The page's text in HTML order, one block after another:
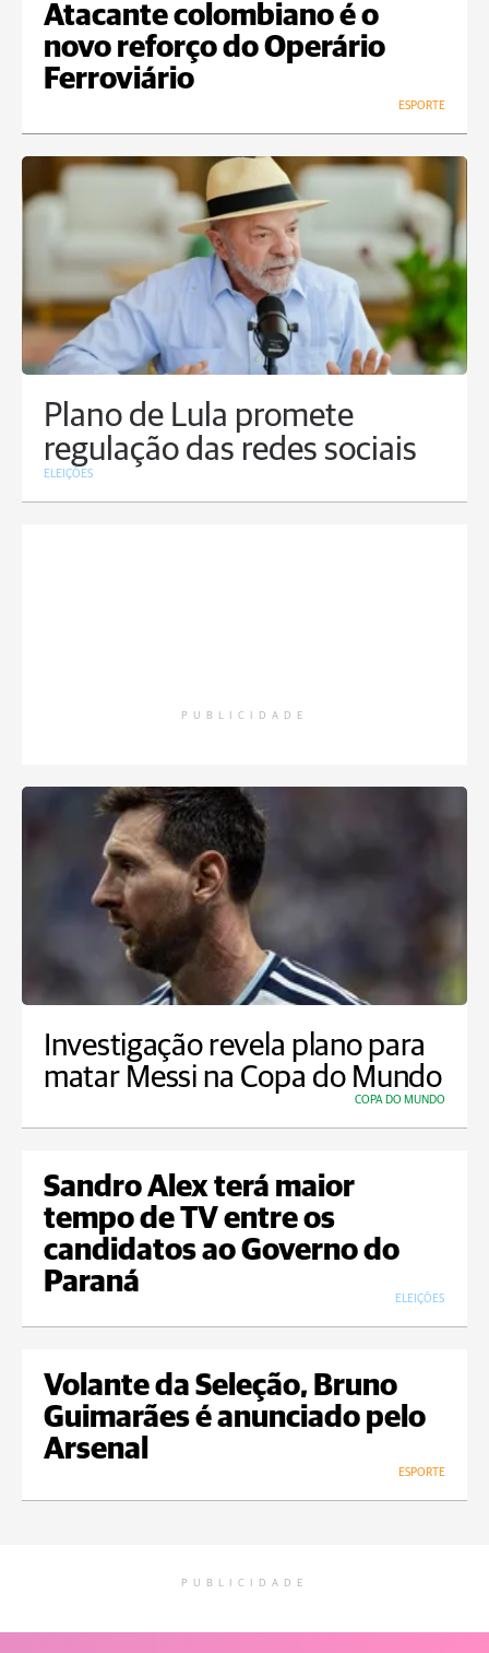
Atacante colombiano é o
novo reforço do Operário
Ferroviário
ESPORTE
Plano de Lula promete
regulação das redes sociais
ELEIÇÕES
PUBLICIDADE
Investigação revela plano para
matar Messi na Copa do Mundo
COPA DO MUNDO
Sandro Alex terá maior
tempo de TV entre os
candidatos ao Governo do
Paraná
ELEIÇÕES
Volante da Seleção, Bruno
Guimarães é anunciado pelo
Arsenal
ESPORTE
PUBLICIDADE